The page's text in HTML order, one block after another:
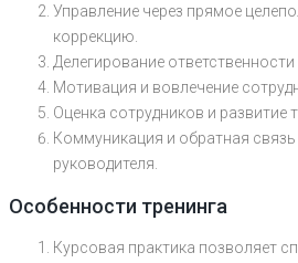
Управление через прямое
коррекцию.
Делегирование
Мотивация и вовлечение
Оценка сотрудников и развитие
Коммуникация и обратная связь
руководителя.
Особенности тренинга
Курсовая практика позволяет